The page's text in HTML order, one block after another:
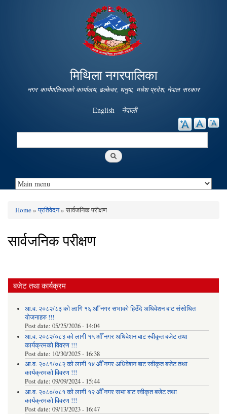
Skip to
main
content
मिथिला नगरपालिका
नगर कार्यपालिकाको कार्यालय, ढल्केवर, धनुषा, मधेश प्रदेश, नेपाल सरकार
English नेपाली
Search
You are here
Home»प्रतिवेदन» सार्वजनिक परीक्षण
सार्वजनिक परीक्षण
बजेट तथा कार्यक्रम
आ.व. २०८२/८३ को लागि १६ औँ नगर सभाको हिउँदे अधिवेशन बाट संसोधित
योजनाहरु !!!
Post date: 05/25/2026 - 14:04
आ.व. २०८२/०८३ को लागी १५ औँ नगर अधिवेशन बाट स्वीकृत बजेट तथा
कार्यक्रमको विवरण !!!
Post date: 10/30/2025 - 16:38
आ.व. २०८१/०८२ को लागी १४ औँ नगर अधिवेशन बाट स्वीकृत बजेट तथा
कार्यक्रमको विवरण !!!
Post date: 09/09/2024 - 15:44
आ.व. २०८०/०८१ को लागी १२ औँ नगर सभा बाट स्वीकृत बजेट तथा
कार्यक्रमको विवरण !!!
Post date: 09/13/2023 - 16:47